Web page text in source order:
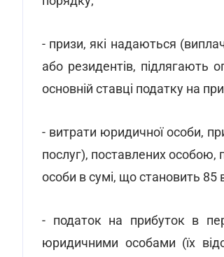
- призи, які надаються
або резидентів, підлягають
основній ставці податку на
- витрати юридичної особи,
послуг), поставлених
особи в сумі, що становить 85
- податок на прибуток в
юридичними особами (їх